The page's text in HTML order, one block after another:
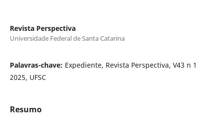
Revista Perspectiva
Universidade Federal de Santa Catarina
Palavras-chave: Expediente, Revista Perspectiva, V43 n 1
2025, UFSC
Resumo